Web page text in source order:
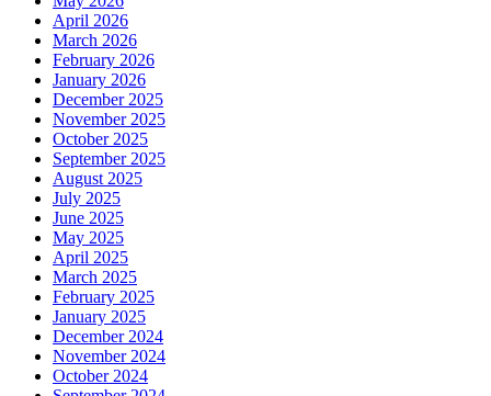
April 2026
March 2026
February 2026
January 2026
December 2025
November 2025
October 2025
September 2025
August 2025
July 2025
June 2025
May 2025
April 2025
March 2025
February 2025
January 2025
December 2024
November 2024
October 2024